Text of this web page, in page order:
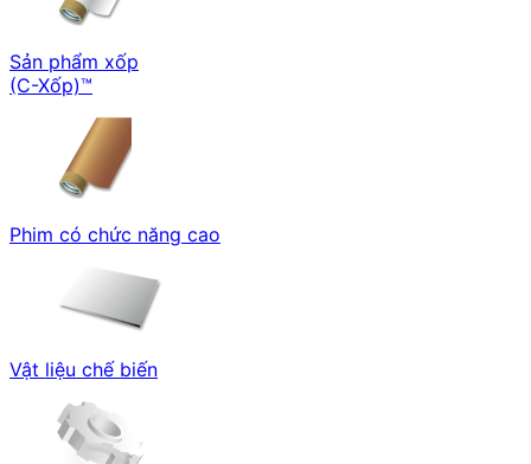
Sản phẩm xốp
(C-Xốp)™
Phim có chức năng cao
Vật liệu chế biến